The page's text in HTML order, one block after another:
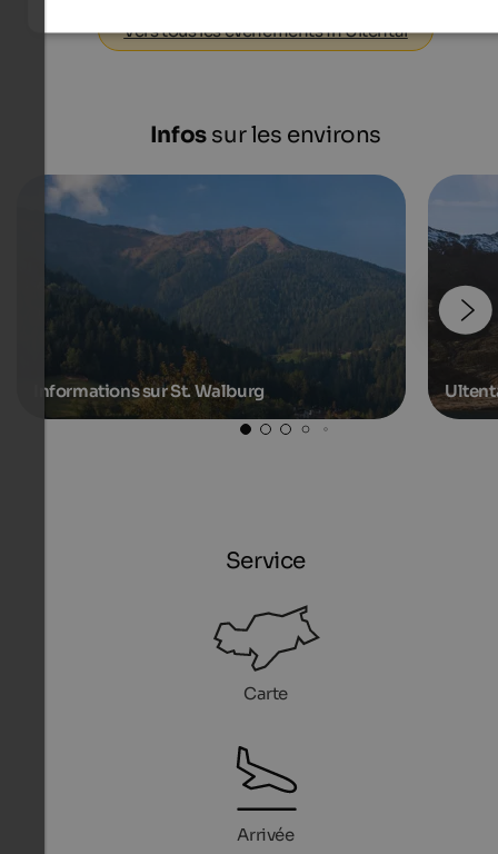
Vers tous les événements in Ultental
Infossur les environs
Informations sur St. Walburg
Service
Carte
Arrivée